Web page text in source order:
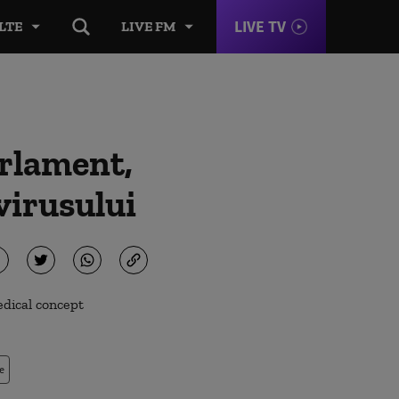
LIVE FM LIVE TV